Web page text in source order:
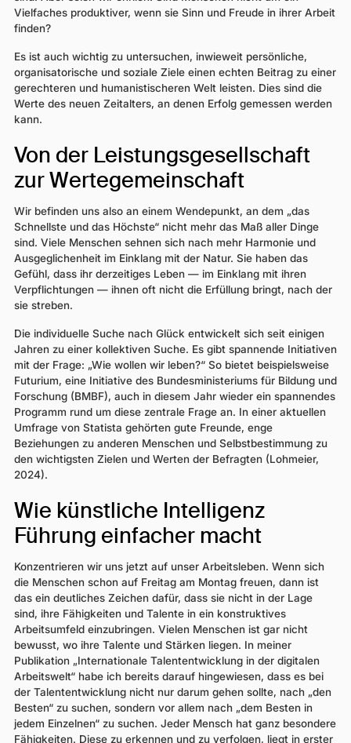
Vielfaches produktiver, wenn sie Sinn und Freude in ihrer Arbeit
finden?
Es ist auch wichtig zu untersuchen, inwieweit persönliche,
organisatorische und soziale Ziele einen echten Beitrag zu einer
gerechteren und humanistischeren Welt leisten. Dies sind die
Werte des neuen Zeitalters, an denen Erfolg gemessen werden
kann.
Von der Leistungsgesellschaft
zur Wertegemeinschaft
Wir befinden uns also an einem Wendepunkt, an dem „das
Schnellste und das Höchste“ nicht mehr das Maß aller Dinge
sind. Viele Menschen sehnen sich nach mehr Harmonie und
Ausgeglichenheit im Einklang mit der Natur. Sie haben das
Gefühl, dass ihr derzeitiges Leben — im Einklang mit ihren
Verpflichtungen — ihnen oft nicht die Erfüllung bringt, nach der
sie streben.
Die individuelle Suche nach Glück entwickelt sich seit einigen
Jahren zu einer kollektiven Suche. Es gibt spannende Initiativen
mit der Frage: „Wie wollen wir leben?“ So bietet beispielsweise
Futurium, eine Initiative des Bundesministeriums für Bildung und
Forschung (BMBF), auch in diesem Jahr wieder ein spannendes
Programm rund um diese zentrale Frage an. In einer aktuellen
Umfrage von Statista gehörten gute Freunde, enge
Beziehungen zu anderen Menschen und Selbstbestimmung zu
den wichtigsten Zielen und Werten der Befragten (Lohmeier,
2024).
Wie künstliche Intelligenz
Führung einfacher macht
Konzentrieren wir uns jetzt auf unser Arbeitsleben. Wenn sich
die Menschen schon auf Freitag am Montag freuen, dann ist
das ein deutliches Zeichen dafür, dass sie nicht in der Lage
sind, ihre Fähigkeiten und Talente in ein konstruktives
Arbeitsumfeld einzubringen. Vielen Menschen ist gar nicht
bewusst, wo ihre Talente und Stärken liegen. In meiner
Publikation „Internationale Talententwicklung in der digitalen
Arbeitswelt“ habe ich bereits darauf hingewiesen, dass es bei
der Talententwicklung nicht nur darum gehen sollte, nach „den
Besten“ zu suchen, sondern vor allem nach „dem Besten in
jedem Einzelnen“ zu suchen. Jeder Mensch hat ganz besondere
Fähigkeiten. Diese zu erkennen und zu verfolgen, liegt in erster